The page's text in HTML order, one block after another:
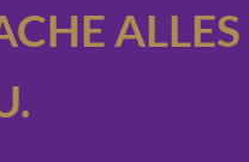
ALLES